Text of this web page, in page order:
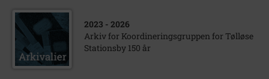
2023 - 2026
Arkiv for Koordineringsgruppen for Tølløse
Stationsby 150 år